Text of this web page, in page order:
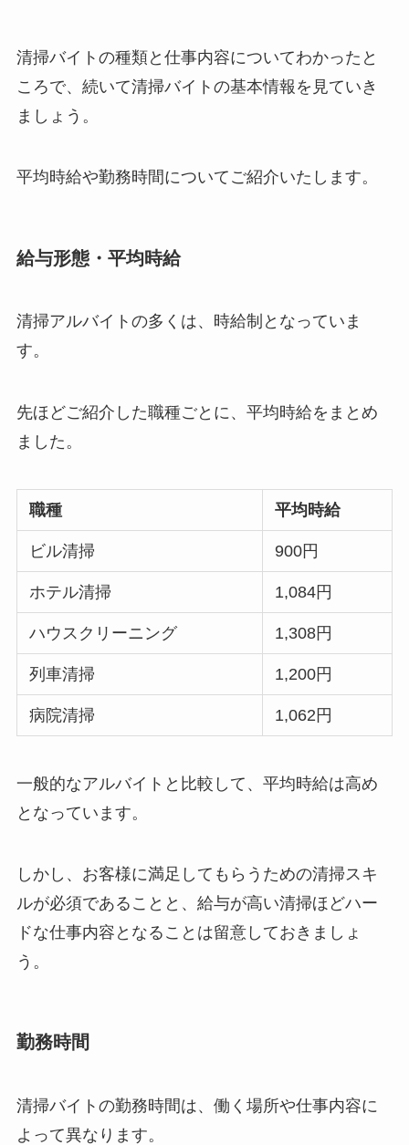
清掃バイトの種類と仕事内容についてわかったと
ころで、続いて清掃バイトの基本情報を見ていき
ましょう。
平均時給や勤務時間についてご紹介いたします。
給与形態・平均時給
清掃アルバイトの多くは、時給制となっていま
す。
先ほどご紹介した職種ごとに、平均時給をまとめ
ました。
職種 平均時給
ビル清掃 900円
ホテル清掃 1,084円
ハウスクリーニング 1,308円
列車清掃 1,200円
病院清掃 1,062円
一般的なアルバイトと比較して、平均時給は高め
となっています。
しかし、お客様に満足してもらうための清掃スキ
ルが必須であることと、給与が高い清掃ほどハー
ドな仕事内容となることは留意しておきましょ
う。
勤務時間
清掃バイトの勤務時間は、働く場所や仕事内容に
よって異なります。